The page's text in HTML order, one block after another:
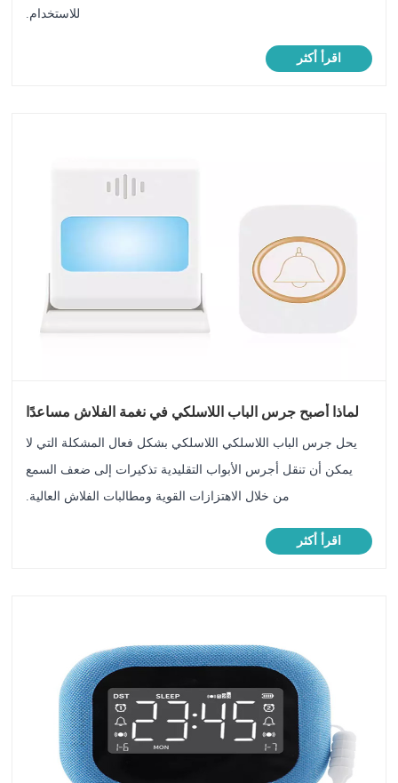
للاستخدام.
اقرأ أكثر
لماذا أصبح جرس الباب اللاسلكي في نغمة الفلاش مساعدًا
يحل جرس الباب اللاسلكي اللاسلكي بشكل فعال المشكلة التي لا
يمكن أن تنقل أجرس الأبواب التقليدية تذكيرات إلى ضعف السمع
من خلال الاهتزازات القوية ومطالبات الفلاش العالية.
اقرأ أكثر